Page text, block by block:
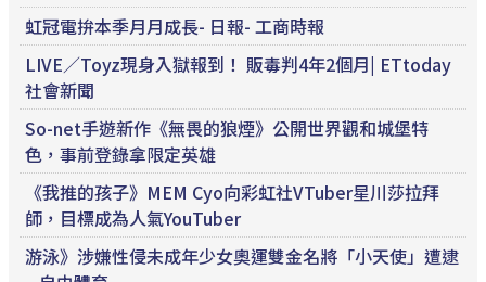
虹冠電拚本季月月成長- 日報- 工商時報
LIVE／Toyz現身入獄報到！ 販毒判4年2個月| ETtoday
社會新聞
So-net手遊新作《無畏的狼煙》公開世界觀和城堡特
色，事前登錄拿限定英雄
《我推的孩子》MEM Cyo向彩虹社VTuber星川莎拉拜
師，目標成為人氣YouTuber
游泳》涉嫌性侵未成年少女奧運雙金名將「小天使」遭逮